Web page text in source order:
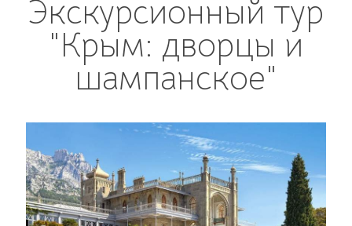
Экскурсионный тур
"Крым: дворцы и
шампанское"